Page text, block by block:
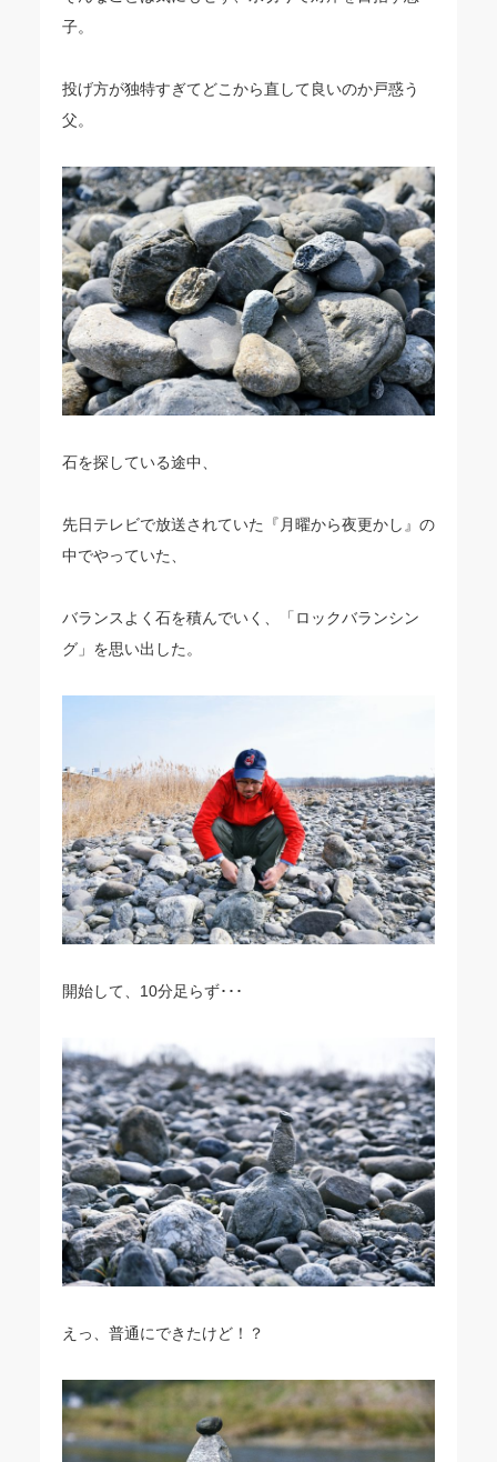
子。
投げ方が独特すぎてどこから直して良いのか戸惑う
父。
石を探している途中、
先日テレビで放送されていた『月曜から夜更かし』の
中でやっていた、
バランスよく石を積んでいく、「ロックバランシン
グ」を思い出した。
開始して、10分足らず･･･
えっ、普通にできたけど！？